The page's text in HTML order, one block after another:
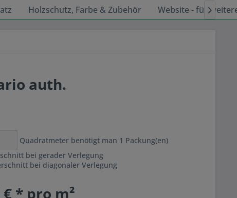
Holzschutz, Farbe & Zubehör Website - für
auth.
Quadratmeter benötigt man 1 Packung(en)
bei gerader Verlegung
bei diagonaler Verlegung
€ * pro m²